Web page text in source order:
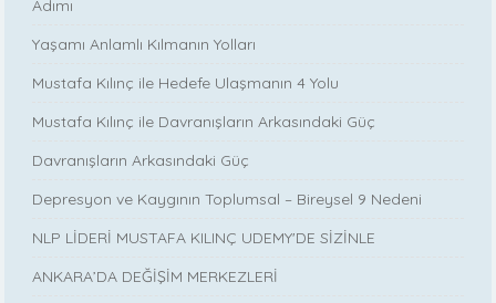
Adımı
Yaşamı Anlamlı Kılmanın Yolları
Mustafa Kılınç ile Hedefe Ulaşmanın 4 Yolu
Mustafa Kılınç ile Davranışların Arkasındaki Güç
Davranışların Arkasındaki Güç
Depresyon ve Kaygının Toplumsal – Bireysel 9 Nedeni
NLP LİDERİ MUSTAFA KILINÇ UDEMY'DE SİZİNLE
ANKARA’DA DEĞİŞİM MERKEZLERİ